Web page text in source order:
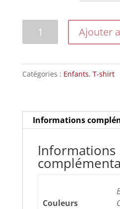
201523tiger
Ajouter
Catégories : Enfants, T-shirt
Informations
Informations
Couleurs